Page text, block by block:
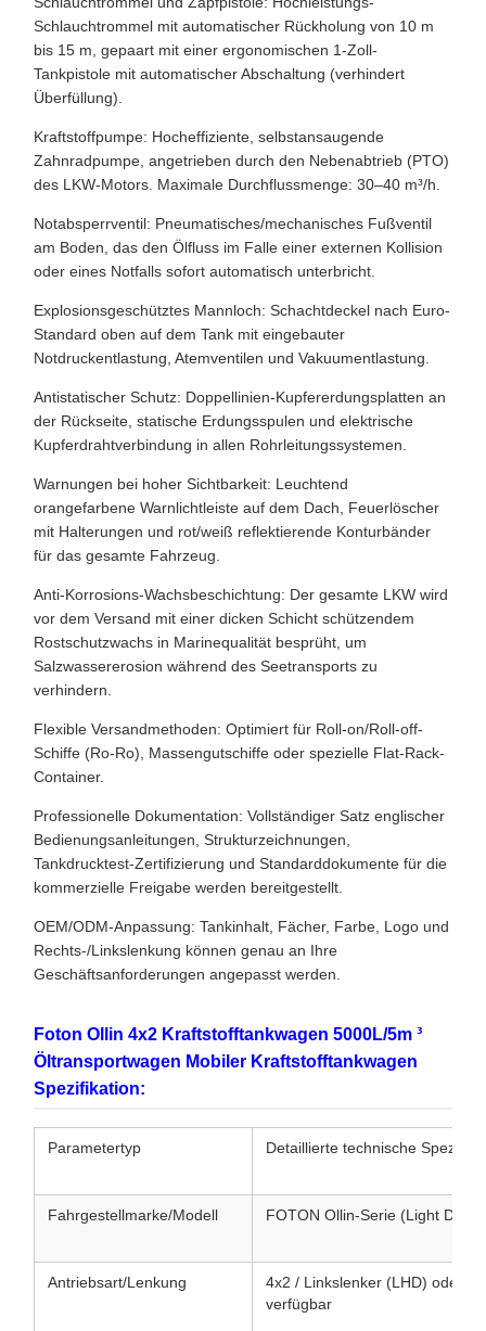
Schlauchtrommel mit automatischer Rückholung von 10 m
bis 15 m, gepaart mit einer ergonomischen 1-Zoll-
Tankpistole mit automatischer Abschaltung (verhindert
Überfüllung).
Kraftstoffpumpe: Hocheffiziente, selbstansaugende
Zahnradpumpe, angetrieben durch den Nebenabtrieb (PTO)
des LKW-Motors. Maximale Durchflussmenge: 30–40 m³/h.
Notabsperrventil: Pneumatisches/mechanisches Fußventil
am Boden, das den Ölfluss im Falle einer externen Kollision
oder eines Notfalls sofort automatisch unterbricht.
Explosionsgeschütztes Mannloch: Schachtdeckel nach Euro-
Standard oben auf dem Tank mit eingebauter
Notdruckentlastung, Atemventilen und Vakuumentlastung.
Antistatischer Schutz: Doppellinien-Kupfererdungsplatten an
der Rückseite, statische Erdungsspulen und elektrische
Kupferdrahtverbindung in allen Rohrleitungssystemen.
Warnungen bei hoher Sichtbarkeit: Leuchtend
orangefarbene Warnlichtleiste auf dem Dach, Feuerlöscher
mit Halterungen und rot/weiß reflektierende Konturbänder
für das gesamte Fahrzeug.
Anti-Korrosions-Wachsbeschichtung: Der gesamte LKW wird
vor dem Versand mit einer dicken Schicht schützendem
Rostschutzwachs in Marinequalität besprüht, um
Salzwassererosion während des Seetransports zu
verhindern.
Flexible Versandmethoden: Optimiert für Roll-on/Roll-off-
Schiffe (Ro-Ro), Massengutschiffe oder spezielle Flat-Rack-
Container.
Professionelle Dokumentation: Vollständiger Satz englischer
Bedienungsanleitungen, Strukturzeichnungen,
Tankdrucktest-Zertifizierung und Standarddokumente für die
kommerzielle Freigabe werden bereitgestellt.
OEM/ODM-Anpassung: Tankinhalt, Fächer, Farbe, Logo und
Rechts-/Linkslenkung können genau an Ihre
Geschäftsanforderungen angepasst werden.
Foton Ollin 4x2 Kraftstofftankwagen 5000L/5m ³
Öltransportwagen Mobiler Kraftstofftankwagen
Spezifikation:
Parametertyp Detaillierte technische
Fahrgestellmarke/Modell FOTON Ollin-Serie (Light Duty
Antriebsart/Lenkung
4x2 / Linkslenker (LHD) oder
verfügbar